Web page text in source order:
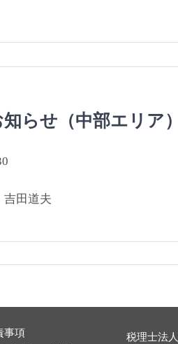
らせ（中部エリア）
田道夫
事項
税理士法人